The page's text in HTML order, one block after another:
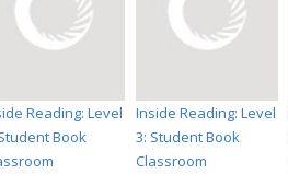
Reading: Level
Book
Inside Reading: Level
3: Student Book
Classroom